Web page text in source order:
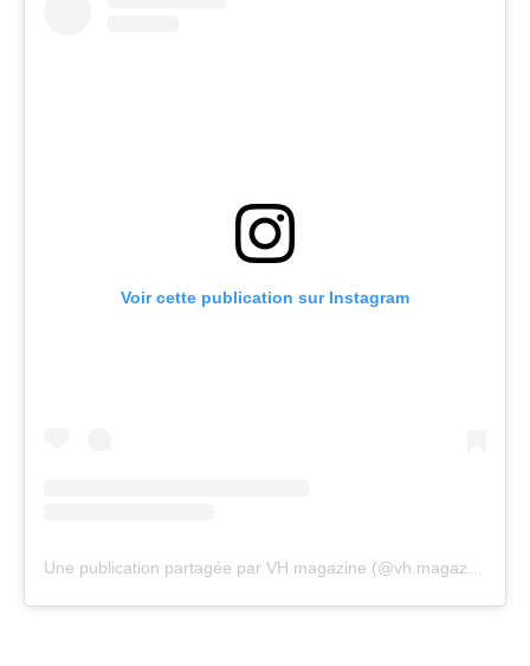
Voir cette publication sur Instagram
Une publication partagée par VH magazine (@vh.magazine)